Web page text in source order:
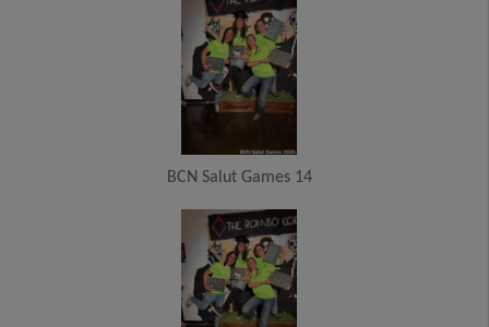
BCN Salut Games 14